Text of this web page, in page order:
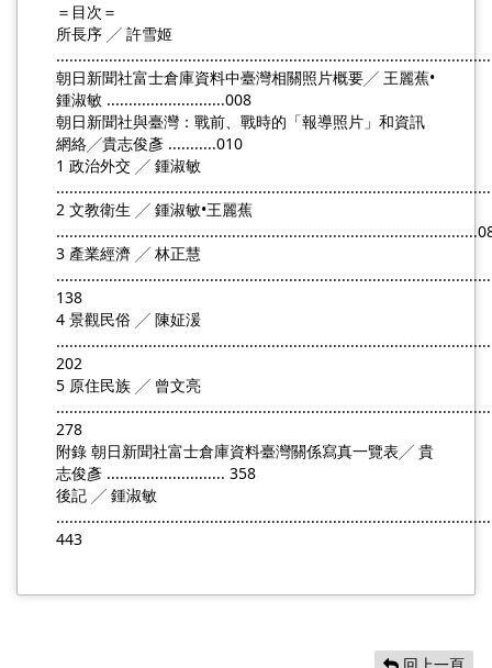
＝目次＝
所長序 ╱ 許雪姬
朝日新聞社富士倉庫資料中臺灣相關照片概要╱ 王麗蕉•
鍾淑敏 ...........................008
朝日新聞社與臺灣：戰前、戰時的「報導照片」和資訊
網絡╱貴志俊彥 ...........010
1 政治外交 ╱ 鍾淑敏
2 文教衛生 ╱ 鍾淑敏•王麗蕉
3 產業經濟 ╱ 林正慧
138
4 景觀民俗 ╱ 陳姃湲
202
5 原住民族 ╱ 曾文亮
278
附錄 朝日新聞社富士倉庫資料臺灣關係寫真一覽表╱ 貴
志俊彥 ........................... 358
後記 ╱ 鍾淑敏
443